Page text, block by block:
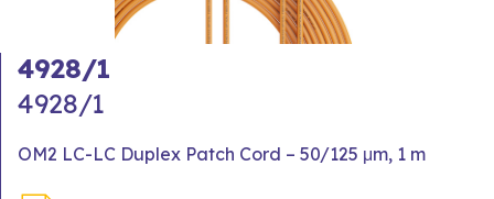
4928/1
4928/1
OM2 LC-LC Duplex Patch Cord – 50/125 μm, 1 m